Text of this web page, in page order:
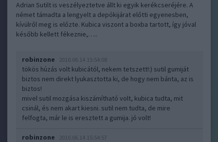
Adrian Sutilt is veszélyeztetve állt ki egyik kerékcseréjére. A
német támadta a lengyelt a depókijárat előtti egyenesben,
kívülről meg is előzte. Kubica viszont a boxba tartott, így jóval
később kellett fékeznie,…..
robinzone 2010.06.14 15:54:08
tökös húzás volt kubicától, nekem tetszett!:) sutil gumiját
biztos nem direkt lyukasztotta ki, de hogy nem bánta, az is
biztos!
mivel sutil mozgása kiszámítható volt, kubica tudta, mit
csinál, és nem akart kiesni. sutil nem tudta, de mire
felfogta, már le is eresztett a gumija. jó volt!
robinzone 2010.06.14 15:54:57